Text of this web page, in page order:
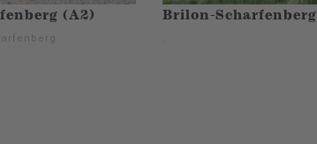
(A2) Brilon-